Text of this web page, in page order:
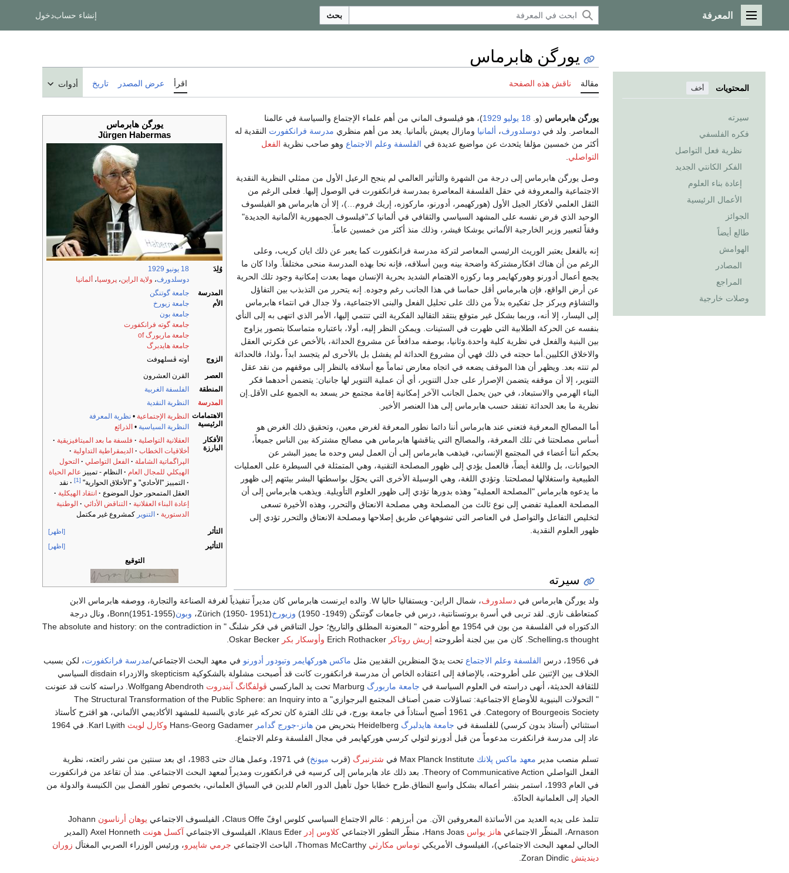
القائمة الرئيسية
المعرفة بحث إنشاء حسابدخول
المحتويات أخف
سيرته
فكره الفلسفي
نظرية فعل التواصل
الفكر الكانتي الجديد
إعادة بناء العلوم
الأعمال الرئيسية
الجوائز
طالع أيضاً
الهوامش
المصادر
المراجع
وصلات خارجية
يورگن هابرماس
مقالة ناقش هذه الصفحة اقرأ عرض المصدر تاريخ أدوات
يورگن هابرماس
Jürgen Habermas
وُلِدَ 18 يونيو
1929
دوسلدورف، ولاية الراين، پروسيا، ألمانيا
المدرسة
الأم
جامعة گوتنگن
جامعة زيورخ
جامعة بون
جامعة گوته فرانكفورت
جامعة ماربورگ of
جامعة هايدبرگ
الزوج
أوته ڤسلهوفت
العصر
القرن العشرون
المنطقة
الفلسفة الغربية
المدرسة
النظرية النقدية
الاهتمامات
الرئيسية
النظرية الإجتماعية • نظرية المعرفة
النظرية السياسية • الذرائع
الأفكار
البارزة
العقلانية التواصلية
فلسفة ما بعد الميتافيزيقية
أخلاقيات الخطاب
الديمقراطية التداولية
الپراگماتية الشاملة
الفعل التواصلي
التحول
الهيكلي للمجال العام
النظام - تمييز عالم الحياة
التمييز "الأحادي" و "الأخلاق الحوارية" [1]
نقد
العقل المتمحور حول الموضوع
انتقاد الهيكلية
إعادة البناء العقلانية
التناقض الأدائي
الوطنية
الدستورية
التنوير كمشروع غير مكتمل
التأثر [اظهر]
التأثير [اظهر]
التوقيع
يورگن هابرماس (و. 18 يوليو 1929)، هو فيلسوف الماني من أهم علماء الإجتماع والسياسة في عالمنا
المعاصر. ولد في دوسلدورف، ألمانيا ومازال يعيش بألمانيا. يعد من أهم منظري مدرسة فرانكفورت النقدية له
أكثر من خمسين مؤلفا يثحدث عن مواضيع عديدة في الفلسفة وعلم الاجتماع وهو صاحب نظرية الفعل
التواصلي
وصل يورگن هابرماس إلى درجة من الشهرة والتأثير العالمي لم ينجح الرعيل الأول من ممثلي النظرية النقدية
الاجتماعية والمعروفة في حقل الفلسفة المعاصرة بمدرسة فرانكفورت في الوصول إليها. فعلى الرغم من
الثقل العلمي لأفكار الجيل الأول (هوركهيمر، أدورنو، ماركوزه، إريك فروم…)، إلا أن هابرماس هو الفيلسوف
الوحيد الذي فرض نفسه على المشهد السياسي والثقافي في ألمانيا كـ"فيلسوف الجمهورية الألمانية الجديدة"
وفقاً لتعبير وزير الخارجية الألماني يوشكا فيشر، وذلك منذ أكثر من خمسين عاماً.
إنه بالفعل يعتبر الوريث الرئيسي المعاصر لتركة مدرسة فرانكفورت كما يعبر عن ذلك ايان كريب، وعلى
الرغم من أن هناك افكارمشتركة واضحة بينه وبين أسلافه، فإنه نحا بهذه المدرسة منحى مختلفاً. واذا كان ما
يجمع أعمال أدورنو وهوركهايمر وما ركوزه الاهتمام الشديد بحرية الإنسان مهما بعدت إمكانية وجود تلك الحرية
عن أرض الواقع، فإن هابرماس أقل حماسا في هذا الجانب رغم وجوده. إنه يتحرر من التذبذب بين التفاؤل
والتشاؤم ويركز جل تفكيره بدلاً من ذلك على تحليل الفعل والبنى الاجتماعية، ولا جدال في انتماء هابرماس
إلى اليسار، إلا أنه، وربما بشكل غير متوقع ينتقد التقاليد الفكرية التي تنتمي إليها، الأمر الذي اتنهى به إلى النأي
بنفسه عن الحركة الطلابية التي ظهرت في الستينات. ويمكن النظر إليه، أولا، باعتباره متماسكا بتصور يزاوج
بين البنية والفعل في نظرية كلية واحدة.وثانيا، بوصفه مدافعاً عن مشروع الحداثة، بالأخص عن فكرتي العقل
والاخلاق الكليين.أما حجته في ذلك فهي أن مشروع الحداثة لم يفشل بل بالأحرى لم يتجسد ابداً ،ولذا، فالحداثة
لم تنته بعد. ويظهر أن هذا الموقف يضعه في اتجاه معارض تماماً مع أسلافه بالنظر إلى موقفهم من نقد عقل
التنوير، إلا أن موقفه يتضمن الإصرار على جدل التنوير، أي أن عملية التنوير لها جانبان: يتضمن أحدهما فكر
البناء الهرمي والاستبعاد، في حين يحمل الجانب الآخر إمكانية إقامة مجتمع حر يسعد به الجميع على الأقل.إن
نظرية ما بعد الحداثة تفتقد حسب هابرماس إلى هذا العنصر الأخير.
أما المصالح المعرفية فتعني عند هابرماس أننا دائما نطور المعرفة لغرض معين، وتحقيق ذلك الغرض هو
أساس مصلحتنا في تلك المعرفة، والمصالح التي يناقشها هابرماس هي مصالح مشتركة بين الناس جميعاً،
بحكم أننا أعضاء في المجتمع الإنساني، فيذهب هابرماس إلى أن العمل ليس وحده ما يميز البشر عن
الحيوانات، بل واللغة أيضاً، فالعمل يؤدي إلى ظهور المصلحة التقنية، وهي المتمثلة في السيطرة على العمليات
الطبيعية واستغلالها لمصلحتنا. وتؤدي اللغة، وهي الوسيلة الأخرى التي يحوّل بواسطتها البشر بيئتهم إلى ظهور
ما يدعوه هابرماس "المصلحة العملية" وهذه بدورها تؤدي إلى ظهور العلوم التأويلية. ويذهب هابرماس إلى أن
المصلحة العملية تفضي إلى نوع ثالث من المصلحة وهي مصلحة الانعتاق والتحرر، وهذه الأخيرة تسعى
لتخليص التفاعل والتواصل في العناصر التي تشوههاعن طريق إصلاحها ومصلحة الانعتاق والتحرر تؤدي إلى
ظهور العلوم النقدية.
سيرته
ولد يورگن هابرماس في دسلدورف
، شمال الراين- ويستفاليا حاليا W. والده ايرنست هابرماس كان مديراً تنفيذياً لغرفة الصناعة والتجارة، ووصفه هابرماس الابن
كمتعاطف نازي. لقد تربى في أسرة بروتستانتية، درس في جامعات گوتنگن (1949- 1950)
وزيورخ(Zürich (1950- 1951، وبون
(Bonn(1951-1955، ونال درجة
الدكتوراه في الفلسفة من بون في 1954 مع أطروحته " المعنونة المطلق والتاريخ؛ حول التناقض في فكر شلنگ " The absolute and history: on the contradiction in
Schelling،s thought. كان من بين لجنة أطروحته
إريش روتاكر وأوسكار بكر
في 1956، درس الفلسفة وعلم الاجتماع تحت يديّ المنظرين النقديين مثل ماكس هوركهايمر وتيودور أدورنو في معهد البحث الاجتماعي/مدرسة فرانكفورت، لكن بسبب
الخلاف بين الإثنين على أطروحته، بالإضافة إلى اعتقاده الخاص أن مدرسة فرانكفورت كانت قد أَصبحت مشلولة بالشكوكية skepticism والازدراء disdain السياسي
للثقافة الحديثة، أنهى دراسته في العلوم السياسة في جامعة ماربورگ ڤولفگانگ آبندروت
Wolfgang Abendroth. دراسته كانت قد عنونت
" التحولات البنيوية للأوضاع الاجتماعية: تساؤلات ضمن أصناف المجتمع البرجوازي" The Structural Transformation of the Public Sphere: an Inquiry into a
Category of Bourgeois Society. في 1961 أصبح أستاذاً في جامعة بورج، في تلك الفترة كان تحركه غير عادي بالنسبة للمشهد الأكاديمي الألماني، هو اقترح كأستاذ
استثنائي (أستاذ بدون كرسي) للفلسفة في جامعة هايدلبرگ هانز-جورج گدامر وكارل لويث
Karl Lِwith. في 1964
عاد إلى مدرسة فرانكفرت مدعوماً من قبل أدورنو لتولي كرسي هوركهايمر في مجال الفلسفة وعلم الاجتماع.
تسلم منصب مدير معهد ماكس پلانك شترنبرگ (قرب ميونخ
) في 1971، وعمل هناك حتى 1983، اي بعد سنتين من نشر رائعته، نظرية
الفعل التواصلي Theory of Communicative Action. بعد ذلك عاد هابرماس إلى كرسيه في فرانكفورت ومديراً لمعهد البحث الاجتماعي. منذ أن تقاعد من فرانكفورت
في العام 1993، استمر بنشر أعماله بشكل واسع النطاق.طرح خطابا حول تأهيل الدور العام للدين في السياق العلماني، بخصوص تطور الفصل بين الكنيسة والدولة من
الحياد إلى العلمانية الحادّة.
تتلمذ على يديه العديد من الأساتذة المعروفين الآن. من أبرزهم : عالم الاجتماع السياسي كلوس اوفّ Claus Offe، الفيلسوف الاجتماعي يوهان أرناسون Johann
Arnason، المنظّر الاجتماعي
هانز يواس كلاوس إدر آكسل هونت
Axel Honneth (المدير
الحالي لمعهد البحث الاجتماعي)، الفيلسوف الأمريكي توماس مكارثي جرمي شاپيرو، ورئيس الوزراء الصربي المغتاَل زوران
دينديتش